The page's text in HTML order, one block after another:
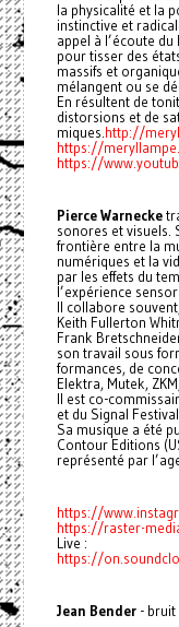
la physicalité et la
instinctive et
appel à l’écoute
pour tisser des
massifs et
mélangent ou se
En résultent de
distorsions et de
miques. http://
https://
https://
Pierce Warnecke
sonores et visuels.
frontière entre la
numériques et la
par les effets du
l’expérience
Il collabore
Keith Fullerton
Frank
son travail sous
formances, de
Elektra, Mutek,
Il est co-
et du Signal
Sa musique a été
Contour Editions
représenté par
https://
https://raster-
Live :
https://
Jean Bender- bruit